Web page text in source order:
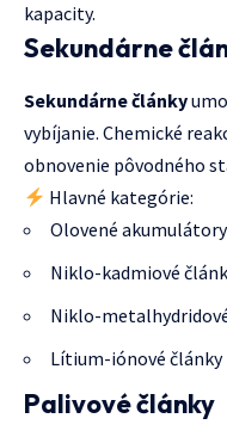
kapacity.
Sekundárne
Sekundárne články
vybíjanie. Chemické
obnovenie pôvodného
Hlavné kategórie:
Olovené akumulátory
Niklo-kadmiové
Niklo-
Lítium-iónové články
Palivové články